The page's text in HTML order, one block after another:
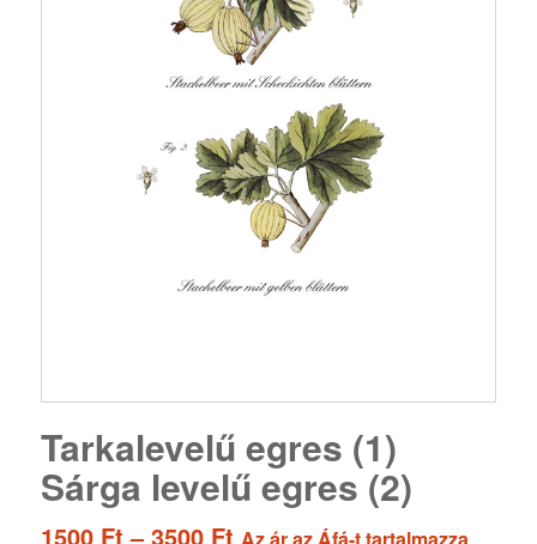
Tarkalevelű egres (1)
Sárga levelű egres (2)
1500 Ft – 3500 FtÁrtartomány: